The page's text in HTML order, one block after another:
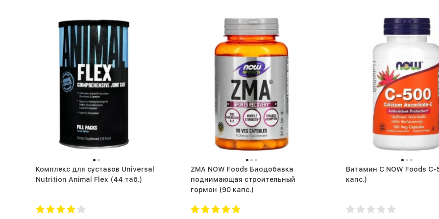
Комплекс для суставов Universal
Nutrition Animal Flex (44 таб.)
ZMA NOW Foods Биодобавка
поднимающая строительный
гормон (90 капс.)
Витамин C NOW Foods C-500
капс.)